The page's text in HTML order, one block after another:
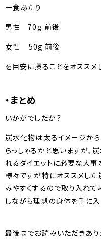
一食あたり
男性 70g 前後
女性 50g 前後
を目安に摂ることをオススメ
・まとめ
いかがでしたか？
炭水化物は太るイメージか
らっしゃるかと思いますが、
れるダイエットに必要な大
様々ですが特にオススメし
みやすくするので取り入れて
しながら理想の身体を手に入
最後までお読みいただきあり